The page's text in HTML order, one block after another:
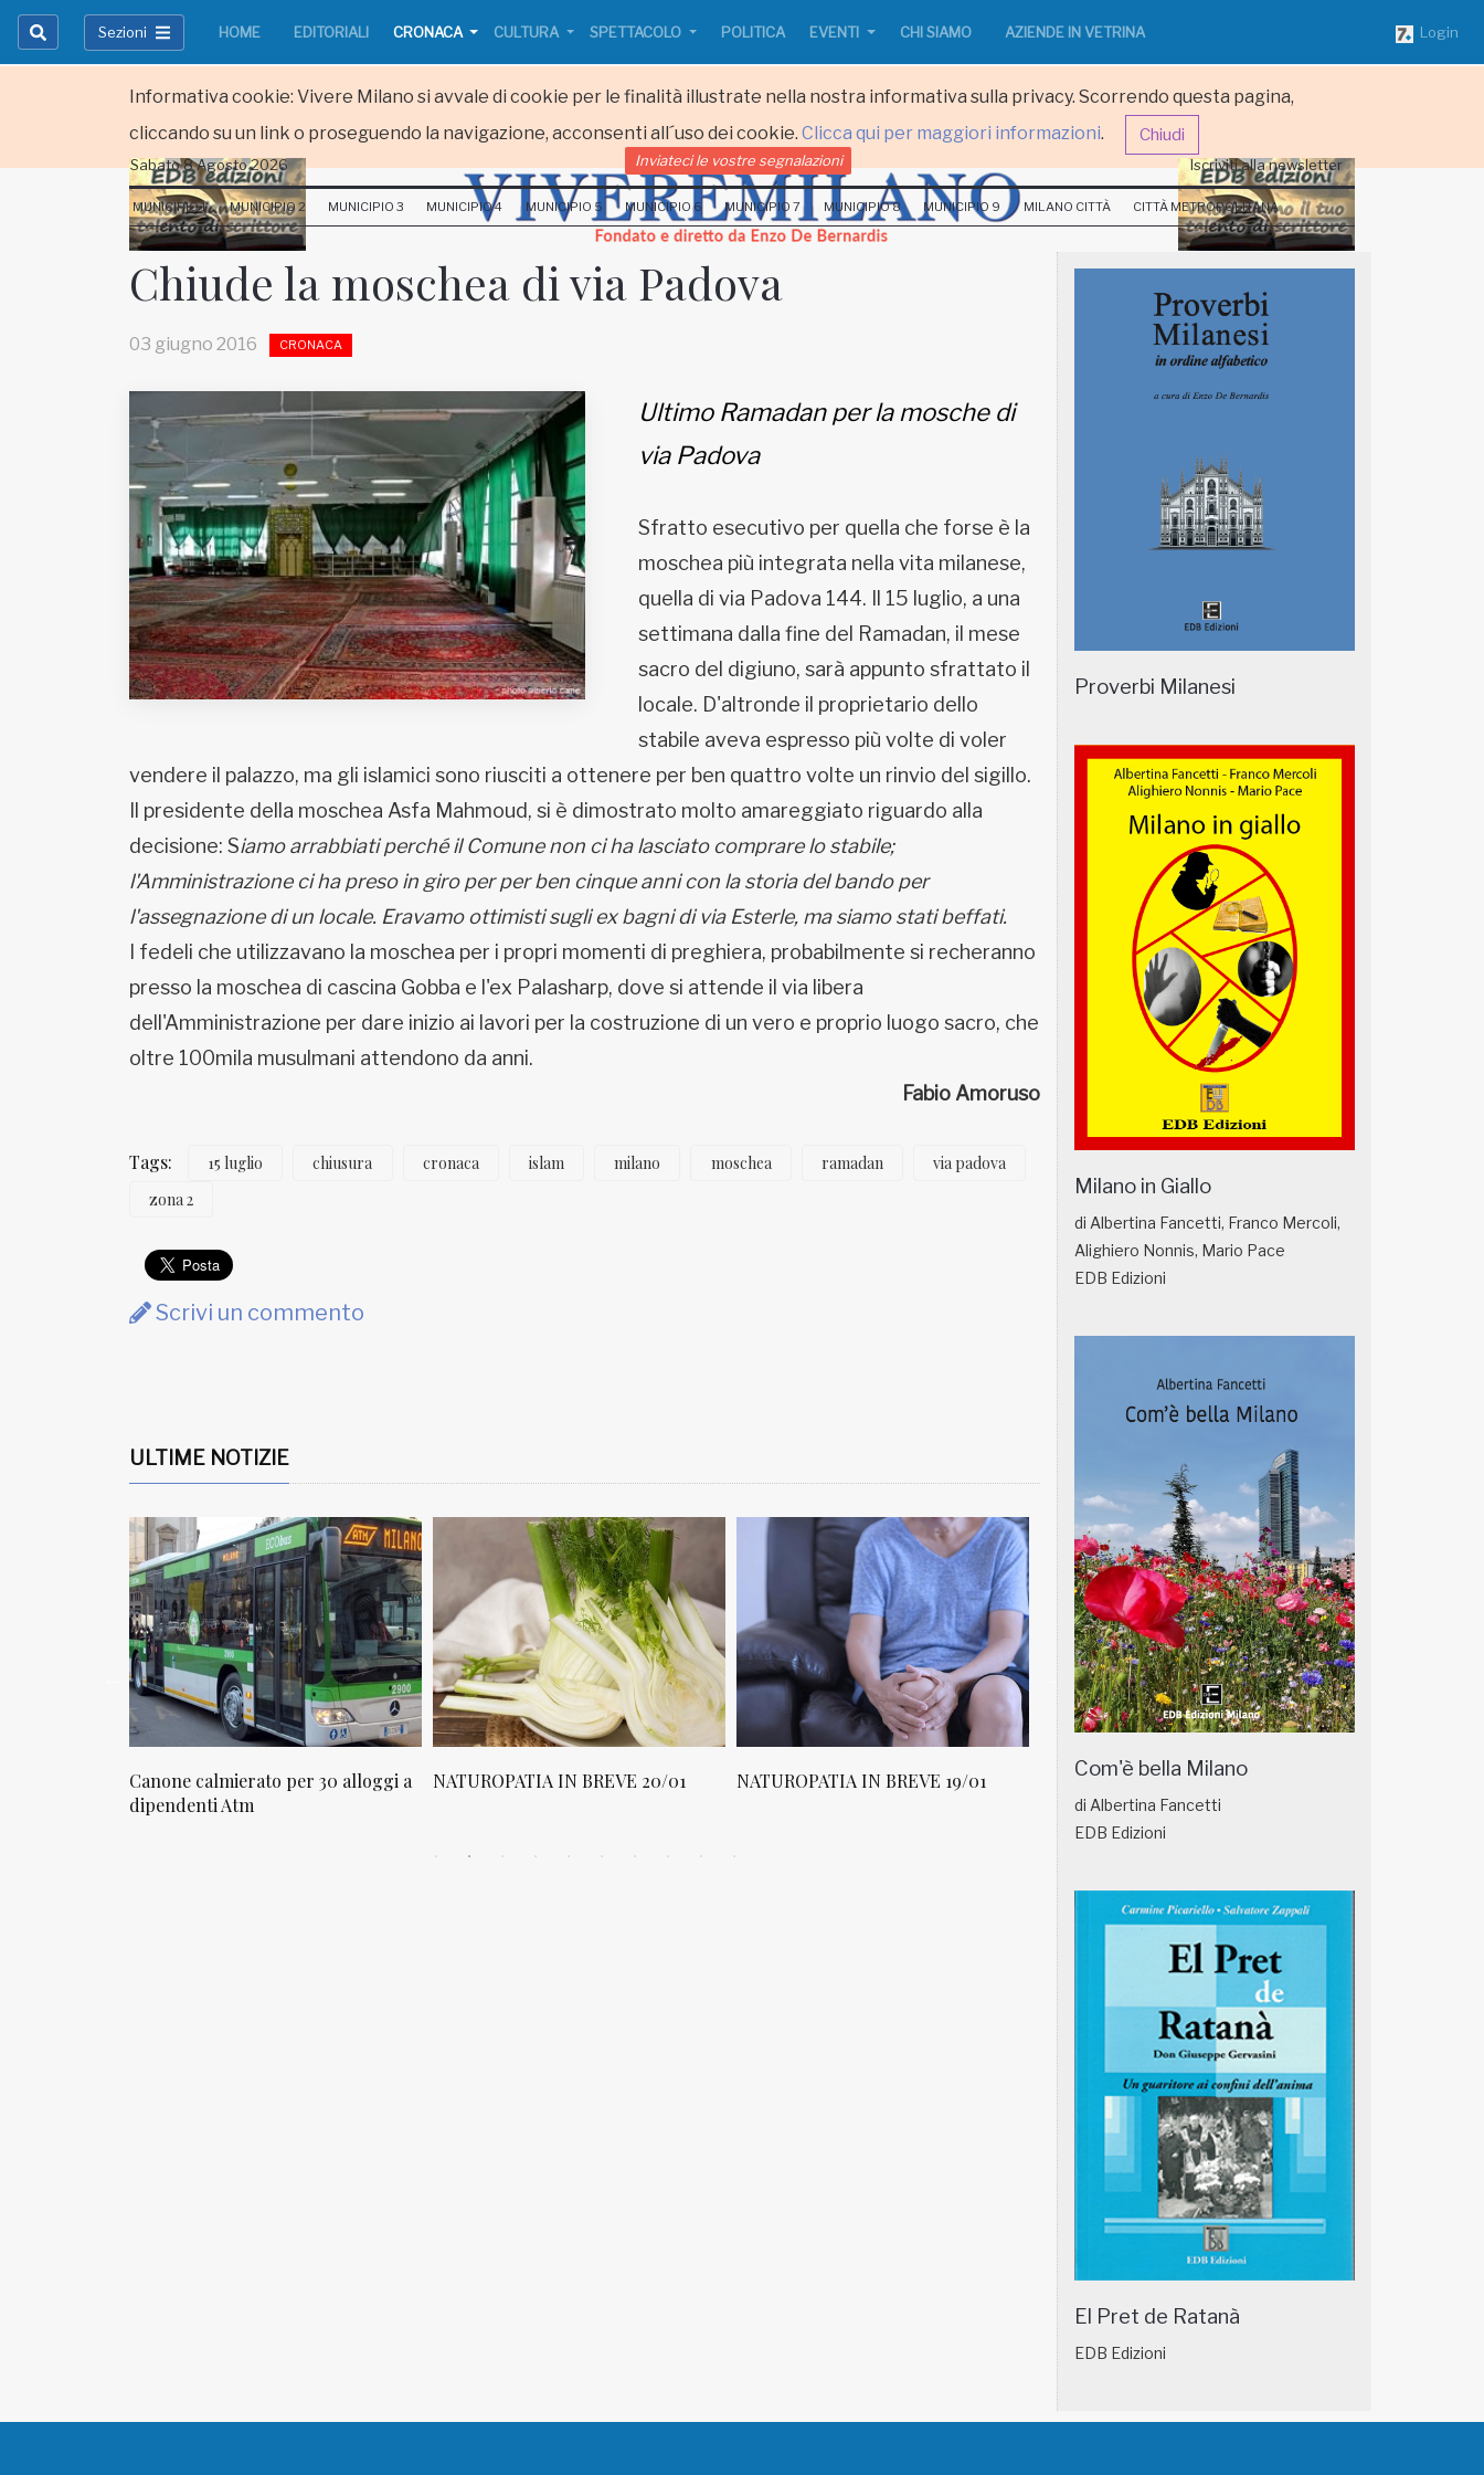
Informativa cookie: Vivere Milano si avvale di cookie per le finalità illustrate nella nostra informativa sulla privacy. Scorrendo questa pagina,
cliccando su un link o proseguendo la navigazione, acconsenti all´uso dei cookie. Clicca qui per maggiori informazioni. Chiudi
Sezioni HOME EDITORIALI CRONACA CULTURA SPETTACOLO POLITICA EVENTI CHI SIAMO AZIENDE IN VETRINA Login
Inviateci le vostre segnalazioni
www.viveremilano.info
Fondato e diretto da Enzo De
EDB edizioni - Via Brivio angolo C.
Imbonati, 89 20159 Milano (Italia)
Informativa sulla privacy
Sabato 8 Agosto 2026 Inviateci le vostre segnalazioni Iscriviti alla newsletter
MUNICIPIO 1 MUNICIPIO 2 MUNICIPIO 3 MUNICIPIO 4 MUNICIPIO 5 MUNICIPIO 6 MUNICIPIO 7 MUNICIPIO 8 MUNICIPIO 9 MILANO CITTÀ CITTÀ METROPOLITANA
Chiude la moschea di via Padova
03 giugno 2016 CRONACA
Ultimo Ramadan per la mosche di
via Padova
Sfratto esecutivo per quella che forse è la
moschea più integrata nella vita milanese,
quella di via Padova 144. Il 15 luglio, a una
settimana dalla fine del Ramadan, il mese
sacro del digiuno, sarà appunto sfrattato il
locale. D'altronde il proprietario dello
stabile aveva espresso più volte di voler
vendere il palazzo, ma gli islamici sono riusciti a ottenere per ben quattro volte un rinvio del sigillo.
Il presidente della moschea Asfa Mahmoud, si è dimostrato molto amareggiato riguardo alla
decisione: Siamo arrabbiati perché il Comune non ci ha lasciato comprare lo stabile;
l'Amministrazione ci ha preso in giro per per ben cinque anni con la storia del bando per
l'assegnazione di un locale. Eravamo ottimisti sugli ex bagni di via Esterle, ma siamo stati beffati.
I fedeli che utilizzavano la moschea per i propri momenti di preghiera, probabilmente si recheranno
presso la moschea di cascina Gobba e l'ex Palasharp, dove si attende il via libera
dell'Amministrazione per dare inizio ai lavori per la costruzione di un vero e proprio luogo sacro, che
oltre 100mila musulmani attendono da anni.
Fabio Amoruso
Tags: 15 luglio chiusura cronaca islam milano moschea ramadan
via padova
zona 2
Scrivi un commento
ULTIME NOTIZIE
Canone calmierato per 30 alloggi a
dipendenti Atm
NATUROPATIA IN BREVE 20/01 NATUROPATIA IN BREVE 19/01 NATUROPATIA IN BREVE 18/01
Proverbi Milanesi
Milano in Giallo
di Albertina Fancetti, Franco Mercoli,
Alighiero Nonnis, Mario Pace
EDB Edizioni
Com'è bella Milano
di Albertina Fancetti
EDB Edizioni
El Pret de Ratanà
EDB Edizioni